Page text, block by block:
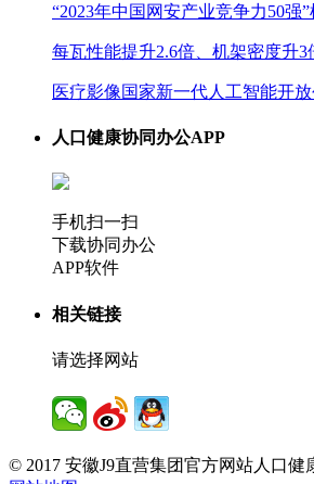
“2023年中国网安产业竞争力50强
每瓦性能提升2.6倍、机架密度升3
医疗影像国家新一代人工智能开
人口健康协同办公APP
手机扫一扫
下载协同办公
APP软件
相关链接
请选择网站
© 2017 安徽J9直营集团官方网站人口健